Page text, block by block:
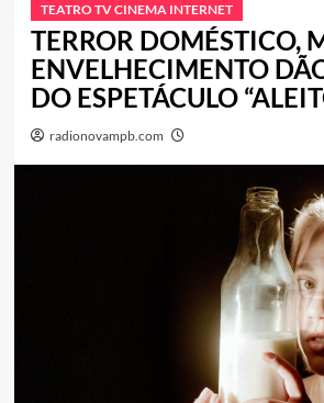
TEATRO TV CINEMA INTERNET
TERROR DOMÉSTICO,
ENVELHECIMENTO
DO ESPETÁCULO
radionovampb.com